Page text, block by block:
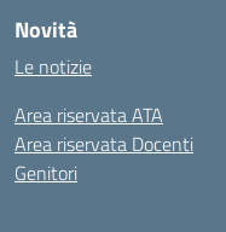
Novità
Le notizie
Area riservata ATA
Area riservata Docenti
Genitori